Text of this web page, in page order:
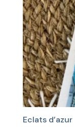
Eclats d’azur